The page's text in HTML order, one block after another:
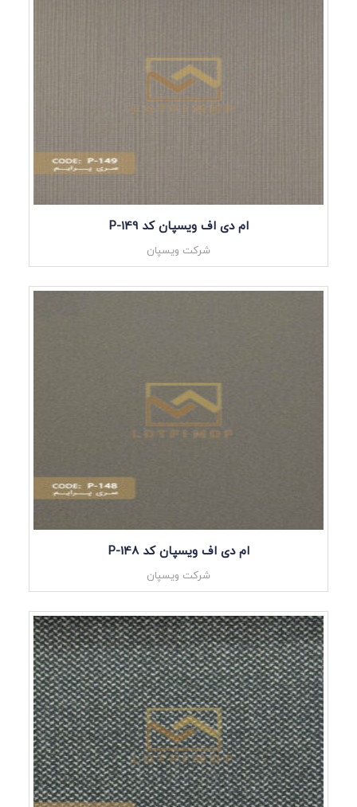
ام دی اف ویسپان کد P-149
شرکت ویسپان
ام دی اف ویسپان کد P-148
شرکت ویسپان